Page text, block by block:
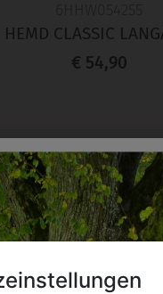
HEMD CLASSIC
€ 54,90